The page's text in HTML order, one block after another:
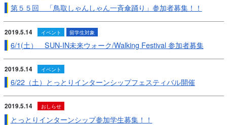
第５５回 「鳥取しゃんしゃん一斉傘踊り」参加者募集！！
2019.5.14 イベント 留学生対象
6/1(土） SUN-IN未来ウォーク/Walking Festival 参加者募集
2019.5.14 イベント
6/22（土）とっとりインターンシップフェスティバル開催
2019.5.14 おしらせ
とっとりインターンシップ参加学生募集！！